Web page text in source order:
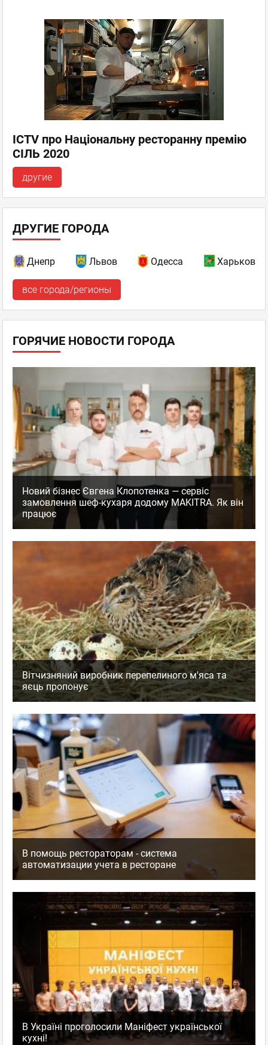
ICTV про Національну ресторанну премію
СІЛЬ 2020
другие
ДРУГИЕ ГОРОДА
Днепр Львов Одесса Харьков
все города/регионы
ГОРЯЧИЕ НОВОСТИ ГОРОДА
Новий бізнес Євгена Клопотенка — сервіс
замовлення шеф-кухаря додому MAKITRA. Як він
працює
Вітчизняний виробник перепелиного м'яса та
яєць пропонує
В помощь рестораторам - система
автоматизации учета в ресторане
В Україні проголосили Маніфест української
кухні!